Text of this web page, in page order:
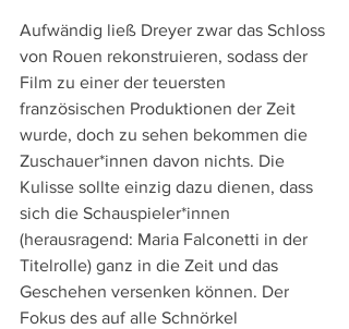
Aufwändig ließ Dreyer zwar das Schloss
von Rouen rekonstruieren, sodass der
Film zu einer der teuersten
französischen Produktionen der Zeit
wurde, doch zu sehen bekommen die
Zuschauer*innen davon nichts. Die
Kulisse sollte einzig dazu dienen, dass
sich die Schauspieler*innen
(herausragend: Maria Falconetti in der
Titelrolle) ganz in die Zeit und das
Geschehen versenken können. Der
Fokus des auf alle Schnörkel